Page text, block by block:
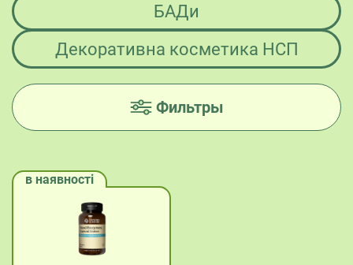
БАДи
Декоративна косметика НСП
Фильтры
в наявності